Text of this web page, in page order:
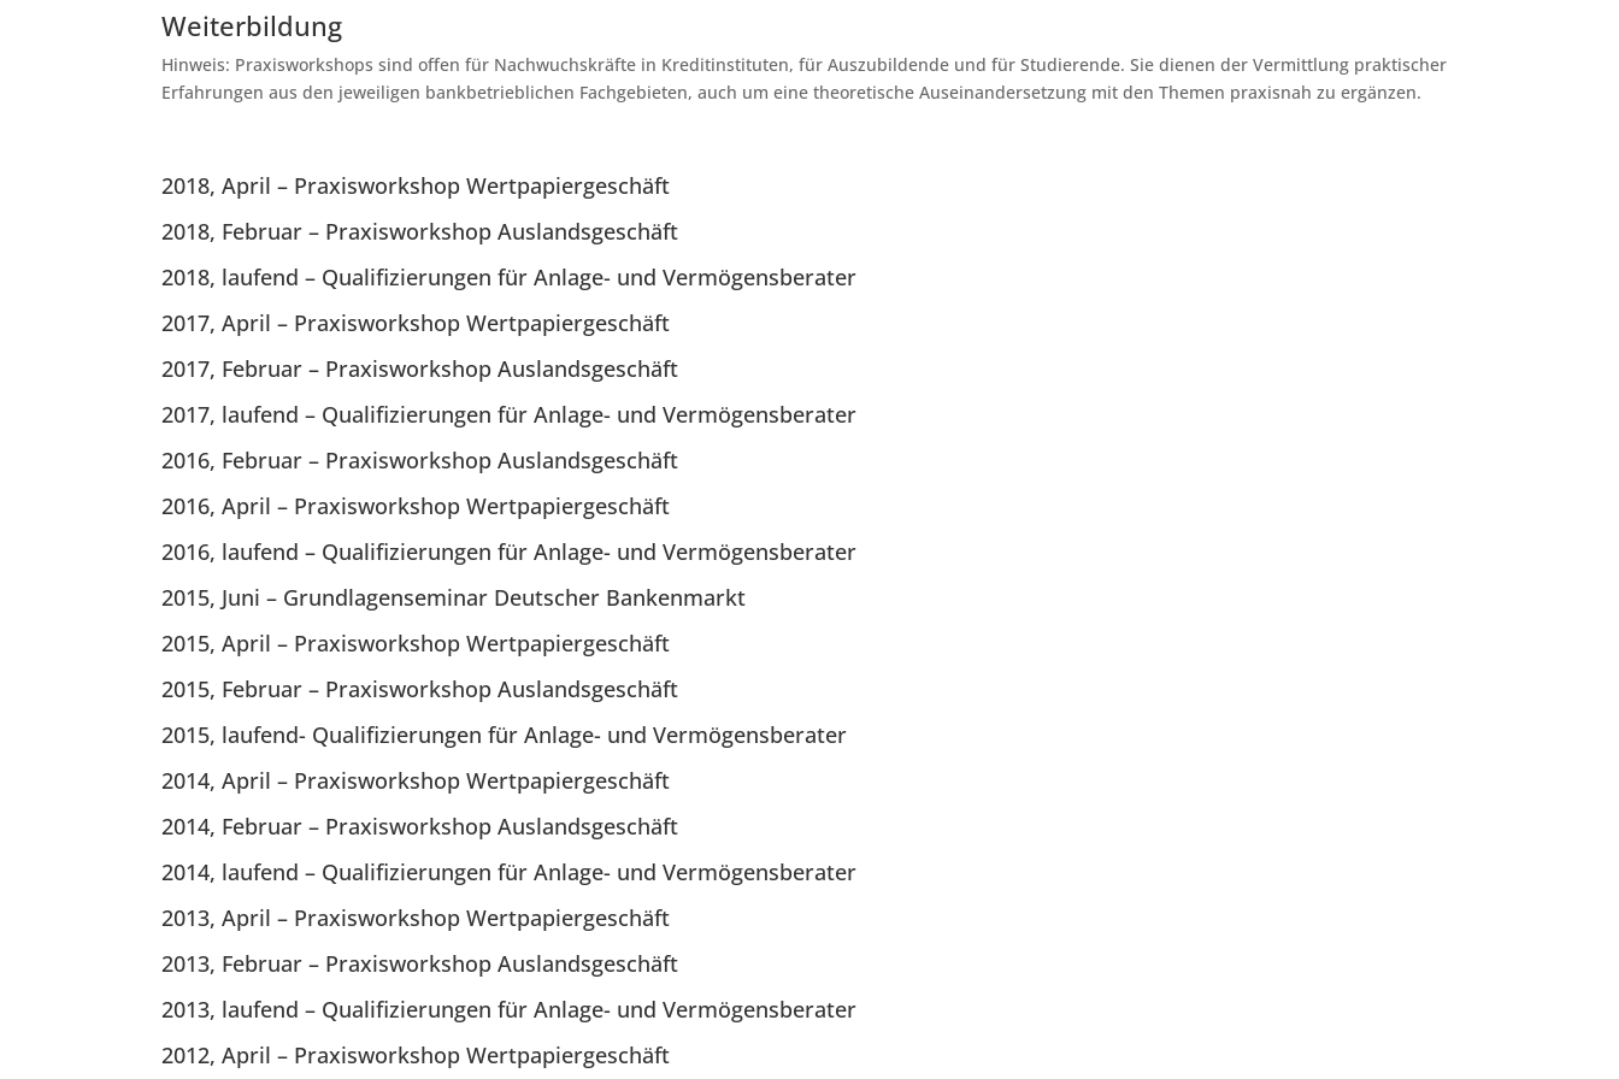
Weiterbildung
Hinweis: Praxisworkshops sind offen für Nachwuchskräfte in Kreditinstituten, für Auszubildende und für Studierende. Sie dienen der Vermittlung praktischer
Erfahrungen aus den jeweiligen bankbetrieblichen Fachgebieten, auch um eine theoretische Auseinandersetzung mit den Themen praxisnah zu ergänzen.
2018, April – Praxisworkshop Wertpapiergeschäft
2018, Februar – Praxisworkshop Auslandsgeschäft
2018, laufend – Qualifizierungen für Anlage- und Vermögensberater
2017, April – Praxisworkshop Wertpapiergeschäft
2017, Februar – Praxisworkshop Auslandsgeschäft
2017, laufend – Qualifizierungen für Anlage- und Vermögensberater
2016, Februar – Praxisworkshop Auslandsgeschäft
2016, April – Praxisworkshop Wertpapiergeschäft
2016, laufend – Qualifizierungen für Anlage- und Vermögensberater
2015, Juni – Grundlagenseminar Deutscher Bankenmarkt
2015, April – Praxisworkshop Wertpapiergeschäft
2015, Februar – Praxisworkshop Auslandsgeschäft
2015, laufend- Qualifizierungen für Anlage- und Vermögensberater
2014, April – Praxisworkshop Wertpapiergeschäft
2014, Februar – Praxisworkshop Auslandsgeschäft
2014, laufend – Qualifizierungen für Anlage- und Vermögensberater
2013, April – Praxisworkshop Wertpapiergeschäft
2013, Februar – Praxisworkshop Auslandsgeschäft
2013, laufend – Qualifizierungen für Anlage- und Vermögensberater
2012, April – Praxisworkshop Wertpapiergeschäft